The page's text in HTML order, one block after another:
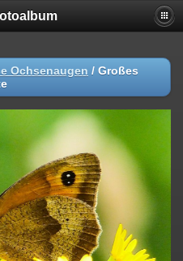
Ochsenaugen / Großes